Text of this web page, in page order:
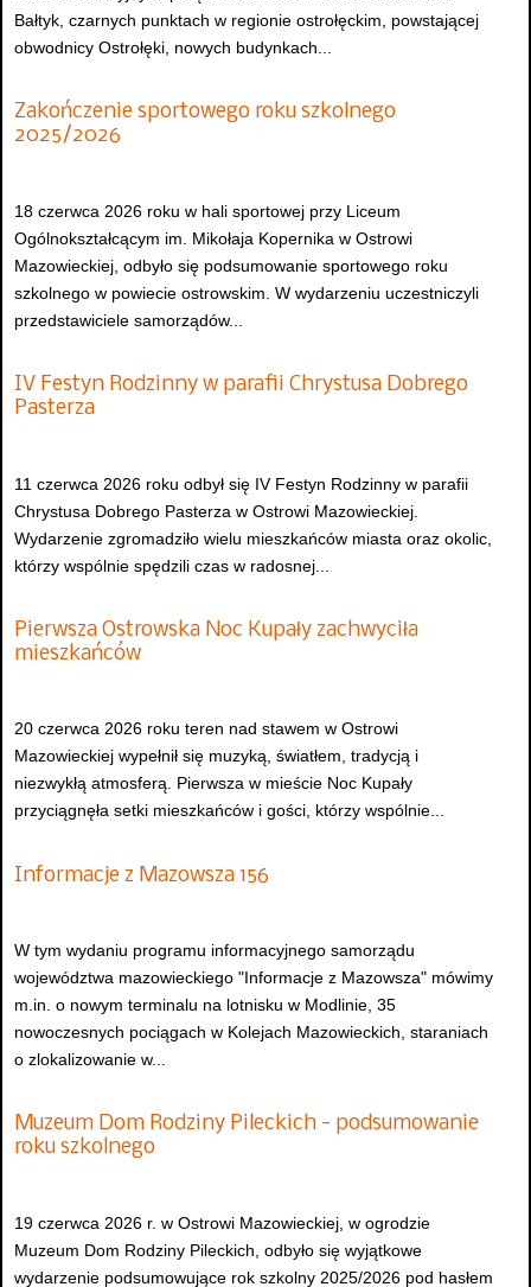
Bałtyk, czarnych punktach w regionie ostrołęckim, powstającej
obwodnicy Ostrołęki, nowych budynkach...
Zakończenie sportowego roku szkolnego
2025/2026
18 czerwca 2026 roku w hali sportowej przy Liceum
Ogólnokształcącym im. Mikołaja Kopernika w Ostrowi
Mazowieckiej, odbyło się podsumowanie sportowego roku
szkolnego w powiecie ostrowskim. W wydarzeniu uczestniczyli
przedstawiciele samorządów...
IV Festyn Rodzinny w parafii Chrystusa Dobrego
Pasterza
11 czerwca 2026 roku odbył się IV Festyn Rodzinny w parafii
Chrystusa Dobrego Pasterza w Ostrowi Mazowieckiej.
Wydarzenie zgromadziło wielu mieszkańców miasta oraz okolic,
którzy wspólnie spędzili czas w radosnej...
Pierwsza Ostrowska Noc Kupały zachwyciła
mieszkańców
20 czerwca 2026 roku teren nad stawem w Ostrowi
Mazowieckiej wypełnił się muzyką, światłem, tradycją i
niezwykłą atmosferą. Pierwsza w mieście Noc Kupały
przyciągnęła setki mieszkańców i gości, którzy wspólnie...
Informacje z Mazowsza 156
W tym wydaniu programu informacyjnego samorządu
województwa mazowieckiego "Informacje z Mazowsza" mówimy
m.in. o nowym terminalu na lotnisku w Modlinie, 35
nowoczesnych pociągach w Kolejach Mazowieckich, staraniach
o zlokalizowanie w...
Muzeum Dom Rodziny Pileckich - podsumowanie
roku szkolnego
19 czerwca 2026 r. w Ostrowi Mazowieckiej, w ogrodzie
Muzeum Dom Rodziny Pileckich, odbyło się wyjątkowe
wydarzenie podsumowujące rok szkolny 2025/2026 pod hasłem